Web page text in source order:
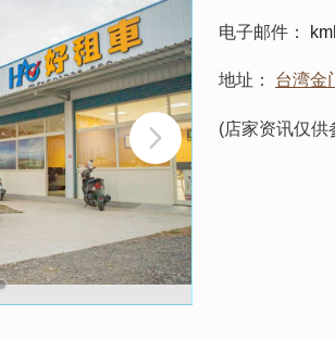
电子邮件
地址 台湾金
(店家资讯仅供